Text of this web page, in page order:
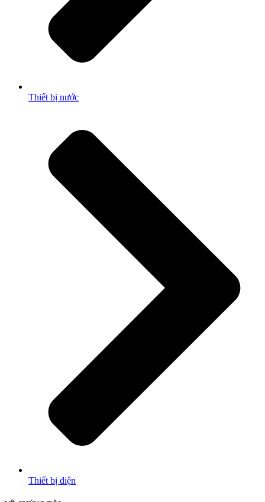
Thiết bị nước
Thiết bị điện